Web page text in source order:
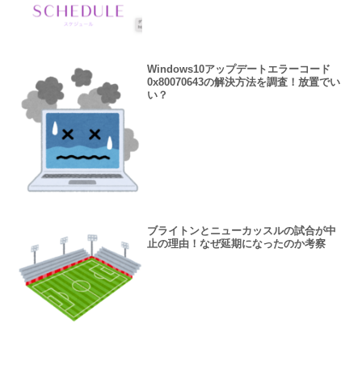
Windows10アップデートエラーコード
0x80070643の解決方法を調査！放置でい
い？
ブライトンとニューカッスルの試合が中
止の理由！なぜ延期になったのか考察